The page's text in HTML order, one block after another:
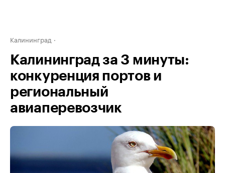
Калининград
Калининград за 3 минуты:
конкуренция портов и
региональный
авиаперевозчик